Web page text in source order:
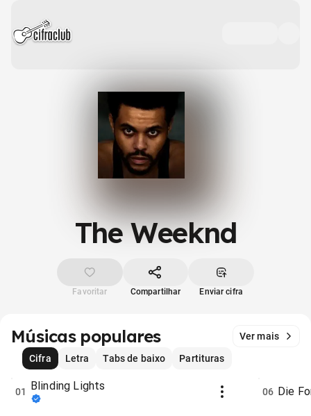
The Weeknd
Favoritar Compartilhar Enviar cifra
Músicas populares
Ver mais
Cifra
Letra Tabs de baixo Partituras
01 Blinding Lights 06 Die